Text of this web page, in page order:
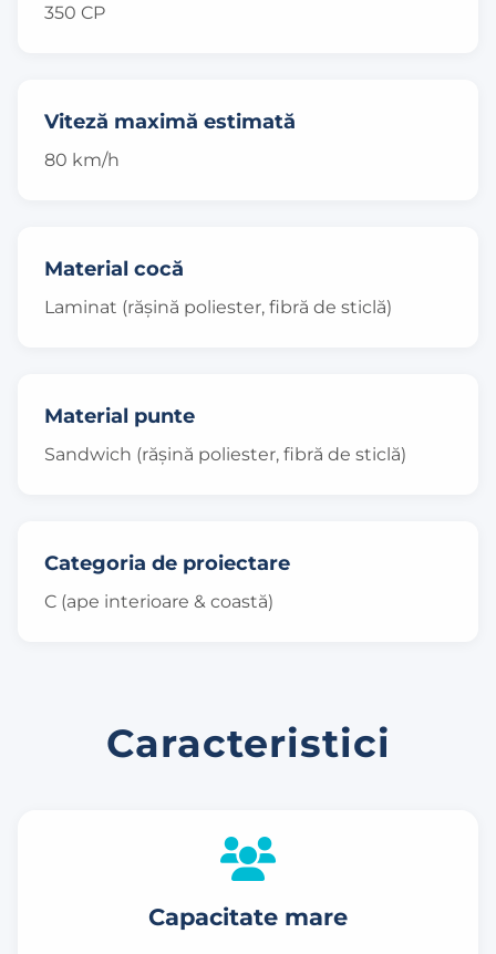
350 CP
Viteză maximă estimată
80 km/h
Material cocă
Laminat (rășină poliester, fibră de sticlă)
Material punte
Sandwich (rășină poliester, fibră de sticlă)
Categoria de proiectare
C (ape interioare & coastă)
Caracteristici
Capacitate mare